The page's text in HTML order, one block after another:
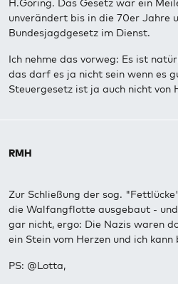
H.Göring. Das Gesetz war ein
unverändert bis in die 70er Jahre
Bundesjagdgesetz im Dienst.
Ich nehme das vorweg: Es ist
das darf es ja nicht sein wenn es
Steuergesetz ist ja auch nicht von
RMH
Zur Schließung der sog.
die Walfangflotte ausgebaut -
gar nicht, ergo: Die Nazis waren
ein Stein vom Herzen und ich
PS: @Lotta,